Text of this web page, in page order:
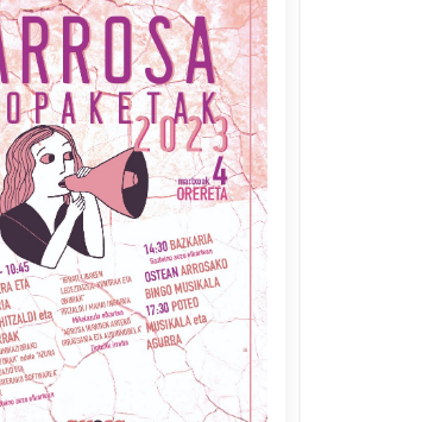
Azaroak 6 Iurretan Arrosa
sarearen IX. topaketak
2021/10/04
Berria egunkarian
elkarrizketa Arrosaren 20
urteez
2021/07/06
Arrosaren laburpen bideoa
Hamaika Telebistaren eskutik
2021/06/30